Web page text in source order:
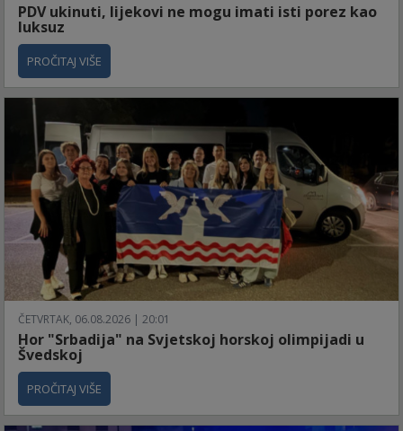
PDV ukinuti, lijekovi ne mogu imati isti porez kao
luksuz
PROČITAJ VIŠE
ČETVRTAK, 06.08.2026 | 20:01
Hor "Srbadija" na Svjetskoj horskoj olimpijadi u
Švedskoj
PROČITAJ VIŠE